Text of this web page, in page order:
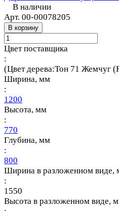
В наличии
Арт. 00-00078205
В корзину
Цвет поставщика
:
(Цвет дерева:Тон 71 Жемчуг
Ширина, мм
:
1200
Высота, мм
:
770
Глубина, мм
:
800
Ширина в разложенном виде,
:
1550
Высота в разложенном виде,